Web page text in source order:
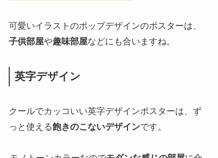
可愛いイラストのポップデザインのポスターは、
子供部屋や趣味部屋などにも合いますね。
英字デザイン
クールでカッコいい英字デザインポスターは、ず
っと使える飽きのこないデザインです。